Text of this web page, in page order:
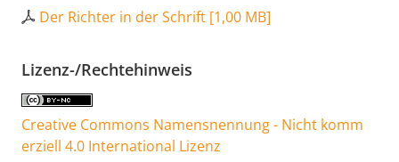
Der Richter in der Schrift [1,00 MB]
Lizenz-/Rechtehinweis
Creative Commons Namensnennung - Nicht komm
erziell 4.0 International Lizenz